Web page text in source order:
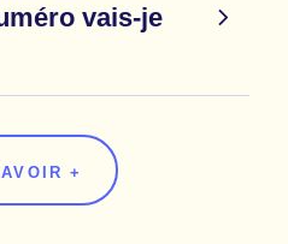
vais-je
+